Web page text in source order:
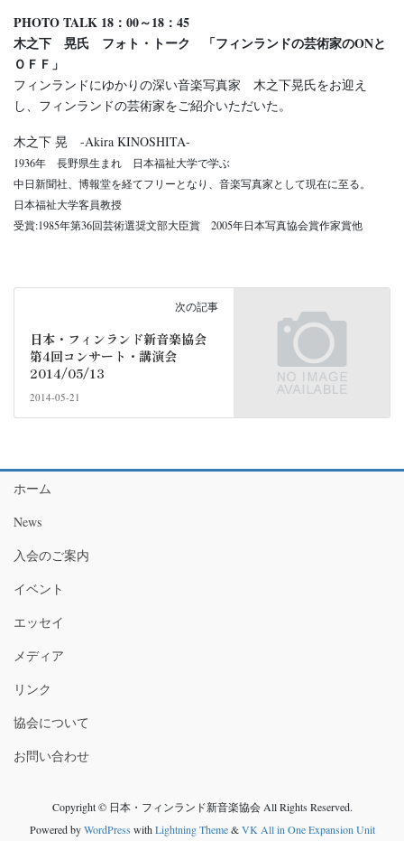
PHOTO TALK 18：00～18：45
木之下 晃氏 フォト・トーク 「フィンランドの芸術家のONと
ＯＦＦ」
フィンランドにゆかりの深い音楽写真家 木之下晃氏をお迎え
し、フィンランドの芸術家をご紹介いただいた。
木之下 晃 -Akira KINOSHITA-
1936年 長野県生まれ 日本福祉大学で学ぶ
中日新聞社、博報堂を経てフリーとなり、音楽写真家として現在に至る。
日本福祉大学客員教授
受賞:1985年第36回芸術選奨文部大臣賞 2005年日本写真協会賞作家賞他
次の記事
日本・フィンランド新音楽協会
第4回コンサート・講演会
2014/05/13
2014-05-21
ホーム
News
入会のご案内
イベント
エッセイ
メディア
リンク
協会について
お問い合わせ
Copyright © 日本・フィンランド新音楽協会 All Rights Reserved.
Powered byWordPress withLightning Theme&VK All in One Expansion Unit